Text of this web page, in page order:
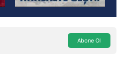
Abone Ol